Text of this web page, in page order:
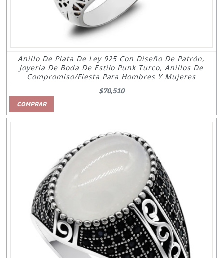
Anillo De Plata De Ley 925 Con Diseño De Patrón,
Joyería De Boda De Estilo Punk Turco, Anillos De
Compromiso/fiesta Para Hombres Y Mujeres
$70,510
COMPRAR